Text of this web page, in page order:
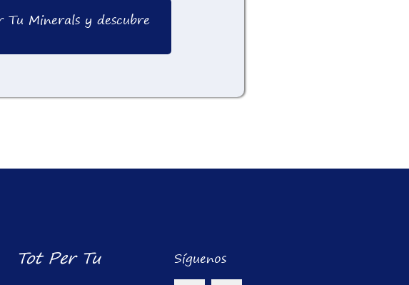
Minerals y descubre
Tot Per Tu Síguenos